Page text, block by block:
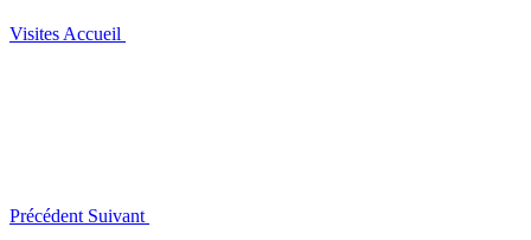
Visites Accueil
Précédent Suivant